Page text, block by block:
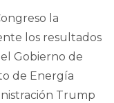
la
los resultados
Gobierno de
de Energía
Trump